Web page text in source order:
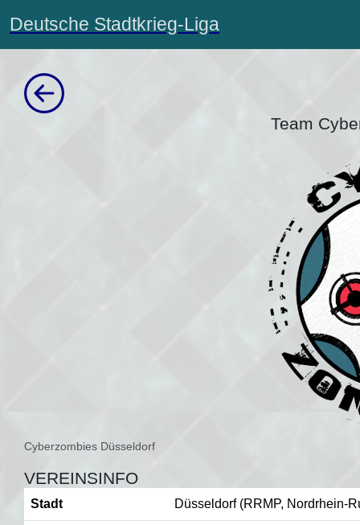
Deutsche Stadtkrieg-Liga
Team
Cyberzombies Düsseldorf
VEREINSINFO
Stadt Düsseldorf (RRMP, Nordrhein-